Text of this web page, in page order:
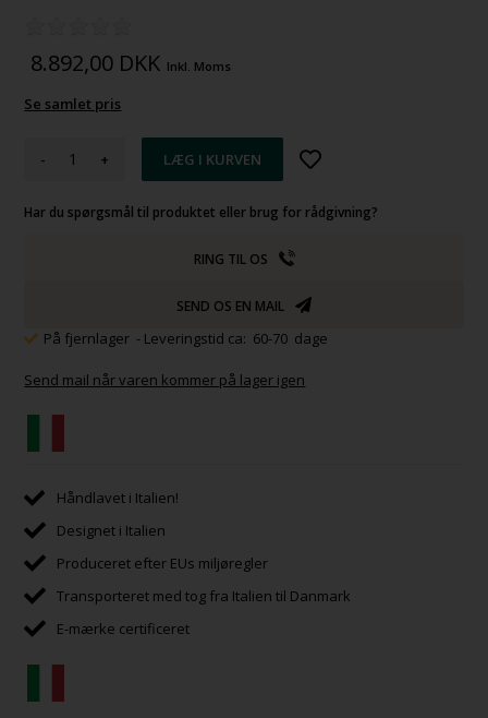
8.892,00 DKK Inkl. Moms
Se samlet pris
- +
Har du spørgsmål til produktet eller brug for rådgivning?
RING TIL OS
SEND OS EN MAIL
På fjernlager - Leveringstid ca: 60-70 dage
Send mail når varen kommer på lager igen
Håndlavet i Italien!
Designet i Italien
Produceret efter EUs miljøregler
Transporteret med tog fra Italien til Danmark
E-mærke certificeret